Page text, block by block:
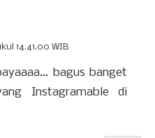
14.41.00 WIB
bagus banget
Instagramable di